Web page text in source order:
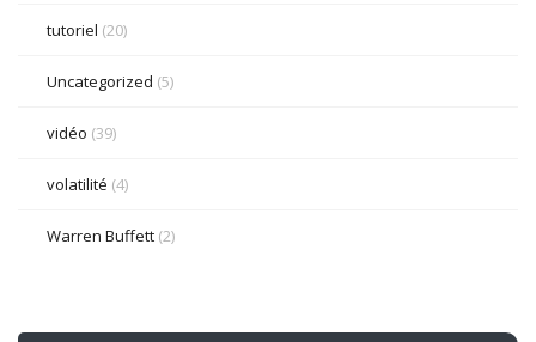
tutoriel (20)
Uncategorized (5)
vidéo (39)
volatilité (4)
Warren Buffett (2)